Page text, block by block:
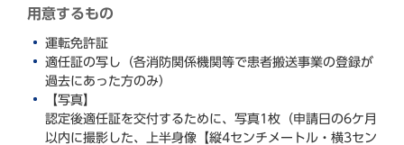
用意するもの
運転免許証
適任証の写し（各消防関係機関等で患者搬送事業の登録が
過去にあった方のみ）
【写真】
認定後適任証を交付するために、写真1枚（申請日の6ケ月
以内に撮影した、上半身像【縦4センチメートル・横3セン